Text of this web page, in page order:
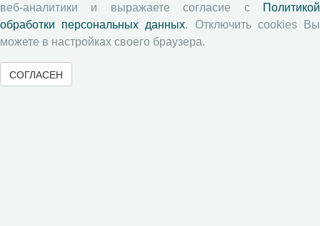
Положение о рецензировании
Форма рецензии
Журналы ВолНЦ РАН
веб-аналитики и выражаете согласие с
Политикой
обработки персональных данных. Отключить cookies Вы
можете в настройках своего браузера.
СОГЛАСЕН